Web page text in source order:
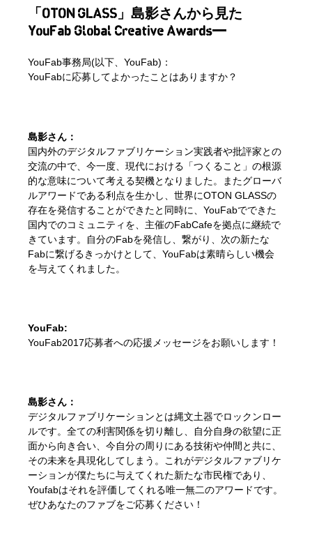
「OTON GLASS」島影さんから見た
YouFab Global Creative Awards
YouFab事務局(以下、YouFab)：
YouFabに応募してよかったことはありますか？
島影さん：
国内外のデジタルファブリケーション実践者や批評家との
交流の中で、今一度、現代における「つくること」の根源
的な意味について考える契機となりました。またグローバ
ルアワードである利点を生かし、世界にOTON GLASSの
存在を発信することができたと同時に、YouFabでできた
国内でのコミュニティを、主催のFabCafeを拠点に継続で
きています。自分のFabを発信し、繋がり、次の新たな
Fabに繋げるきっかけとして、YouFabは素晴らしい機会
を与えてくれました。
YouFab:
YouFab2017応募者への応援メッセージをお願いします！
島影さん：
デジタルファブリケーションとは縄文土器でロックンロー
ルです。全ての利害関係を切り離し、自分自身の欲望に正
面から向き合い、今自分の周りにある技術や仲間と共に、
その未来を具現化してしまう。これがデジタルファブリケ
ーションが僕たちに与えてくれた新たな市民権であり、
Youfabはそれを評価してくれる唯一無二のアワードです。
ぜひあなたのファブをご応募ください！